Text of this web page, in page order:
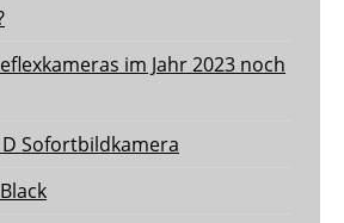
im Jahr 2023 noch
D Sofortbildkamera